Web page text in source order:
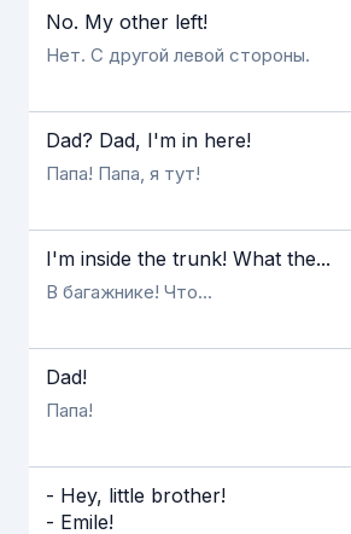
No. My other left!
Нет. С другой левой стороны.
Dad? Dad, I'm in here!
Папа! Папа, я тут!
I'm inside the trunk! What the...
В багажнике! Что...
Dad!
Папа!
- Hey, little brother!
- Emile!